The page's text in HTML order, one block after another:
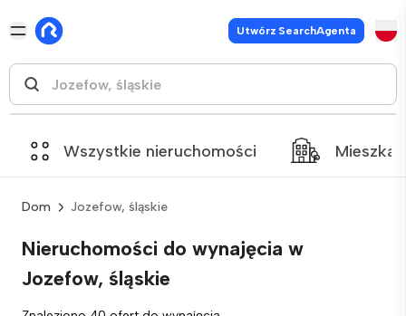
Utwórz SearchAgenta
Wszystkie nieruchomości
Dom Jozefow, śląskie
Nieruchomości do wynajęcia w
Jozefow, śląskie